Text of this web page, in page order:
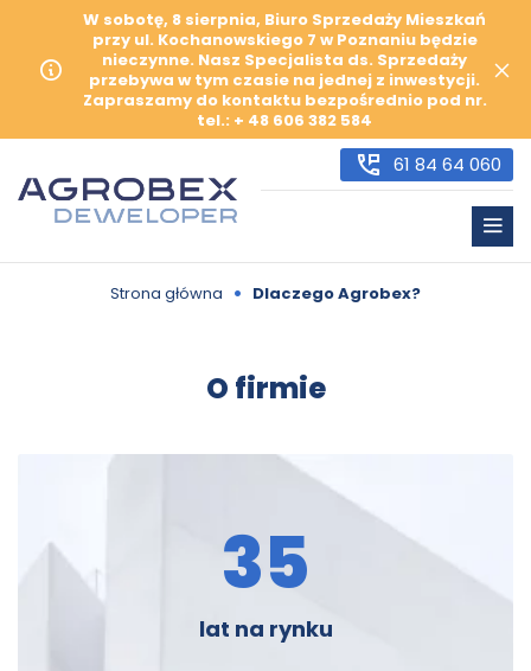
W sobotę, 8 sierpnia, Biuro Sprzedaży Mieszkań
przy ul. Kochanowskiego 7 w Poznaniu będzie
nieczynne. Nasz Specjalista ds. Sprzedaży
przebywa w tym czasie na jednej z inwestycji.
Zapraszamy do kontaktu bezpośrednio pod nr.
tel.: + 48 606 382 584
61 84 64 060
Strona główna • Dlaczego Agrobex?
O firmie
35
lat na rynku